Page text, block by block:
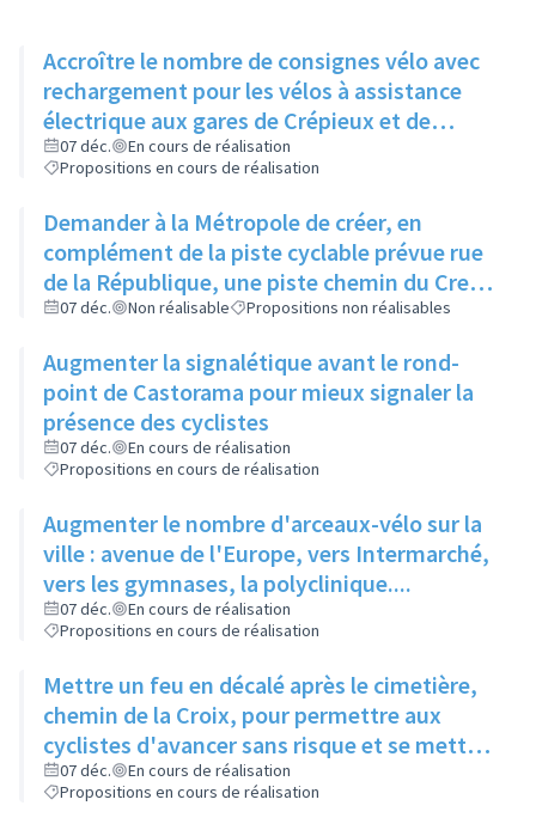
Accroître le nombre de consignes vélo avec
rechargement pour les vélos à assistance
électrique aux gares de Crépieux et de
Sathonay
07 déc.
En cours de réalisation
Propositions en cours de réalisation
Demander à la Métropole de créer, en
complément de la piste cyclable prévue rue
de la République, une piste chemin du Creux
qui se poursuivrait vers l'UVR TT, là où la
07 déc. Non réalisable Propositions non réalisables
Augmenter la signalétique avant le rond-
point de Castorama pour mieux signaler la
présence des cyclistes
07 déc.
En cours de réalisation
Propositions en cours de réalisation
Augmenter le nombre d'arceaux-vélo sur la
ville : avenue de l'Europe, vers Intermarché,
vers les gymnases, la polyclinique....
07 déc.
En cours de réalisation
Propositions en cours de réalisation
Mettre un feu en décalé après le cimetière,
chemin de la Croix, pour permettre aux
cyclistes d'avancer sans risque et se mettre
en sécurité avant que les voitures ne
démarrent
07 déc.
En cours de réalisation
Propositions en cours de réalisation